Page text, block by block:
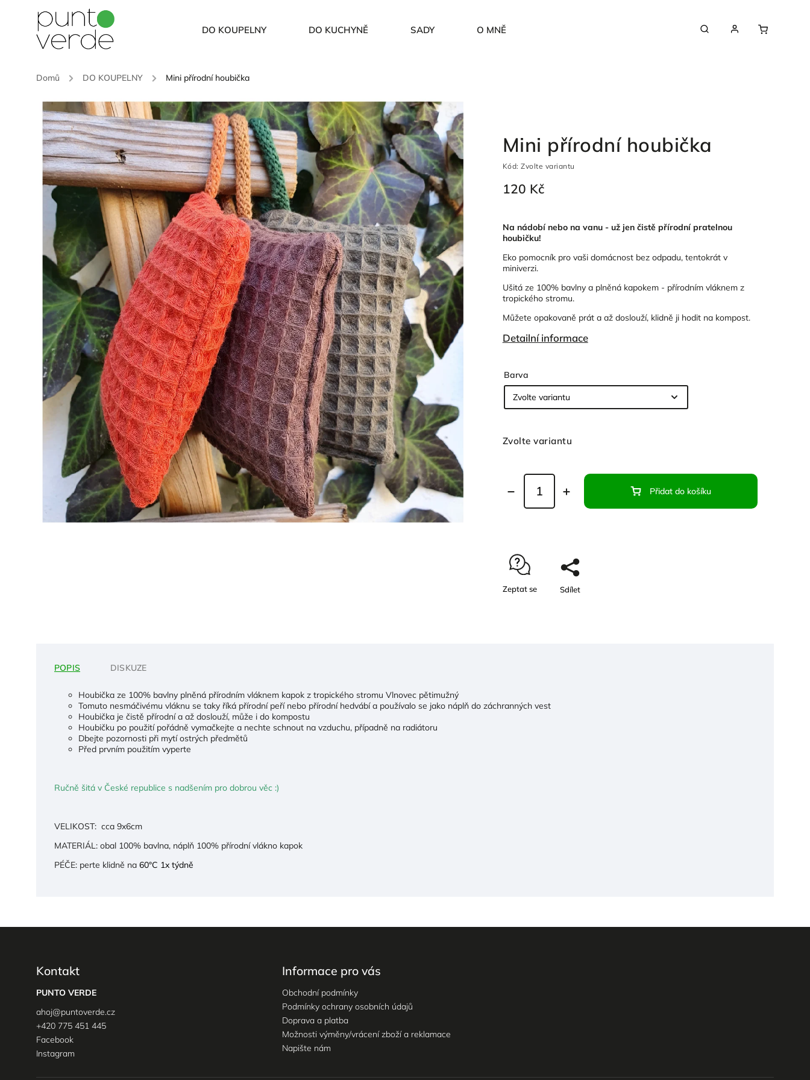
DO KOUPELNY DO KUCHYNĚ SADY O MNĚ
Domů / DO KOUPELNY / Mini přírodní houbička
Mini přírodní houbička
Kód: Zvolte variantu
120 Kč
Na nádobí nebo na vanu - už jen čistě přírodní pratelnou
houbičku!
Eko pomocník pro vaši domácnost bez odpadu, tentokrát v
miniverzi.
Ušitá ze 100% bavlny a plněná kapokem - přírodním vláknem z
tropického stromu.
Můžete opakovaně prát a až doslouží, klidně ji hodit na kompost.
Detailní informace
Barva
Zvolte variantu
Přidat do košíku
Zeptat se Sdílet
POPIS DISKUZE
Houbička ze 100% bavlny plněná přírodním vláknem kapok z tropického stromu Vlnovec pětimužný
Tomuto nesmáčivému vláknu se taky říká přírodní peří nebo přírodní hedvábí a používalo se jako náplň do záchranných vest
Houbička je čistě přírodní a až doslouží, může i do kompostu
Houbičku po použití pořádně vymačkejte a nechte schnout na vzduchu, případně na radiátoru
Dbejte pozornosti při mytí ostrých předmětů
Před prvním použitím vyperte
Ručně šitá v České republice s nadšením pro dobrou věc :)
VELIKOST: cca 9x6cm
MATERIÁL: obal 100% bavlna, náplň 100% přírodní vlákno kapok
PÉČE: perte klidně na 60°C 1x týdně
Kontakt
PUNTO VERDE
ahoj@puntoverde.cz
+420 775 451 445
Facebook
Instagram
Informace pro vás
Obchodní podmínky
Podmínky ochrany osobních údajů
Doprava a platba
Možnosti výměny/vrácení zboží a reklamace
Napište nám